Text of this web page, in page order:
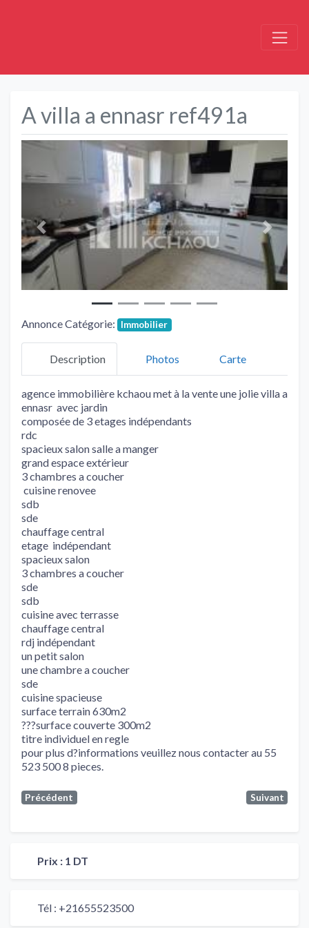
A villa a ennasr ref491a
Précédent Suivant
Annonce Catégorie: Immobilier
Description Photos Carte
agence immobilière kchaou met à la vente une jolie villa a
ennasr avec jardin
composée de 3 etages indépendants
rdc
spacieux salon salle a manger
grand espace extérieur
3 chambres a coucher
cuisine renovee
sdb
sde
chauffage central
etage indépendant
spacieux salon
3 chambres a coucher
sde
sdb
cuisine avec terrasse
chauffage central
rdj indépendant
un petit salon
une chambre a coucher
sde
cuisine spacieuse
surface terrain 630m2
???surface couverte 300m2
titre individuel en regle
pour plus d?informations veuillez nous contacter au 55
523 500 8 pieces.
Précédent Suivant
Prix : 1 DT
Tél : +21655523500